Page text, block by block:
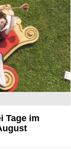
Wunderland
Tage im